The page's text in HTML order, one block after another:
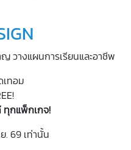
วางแผนการเรียนและอาชีพ
เทอม
ทุกแพ็กเกจ!
. 69 เท่านั้น